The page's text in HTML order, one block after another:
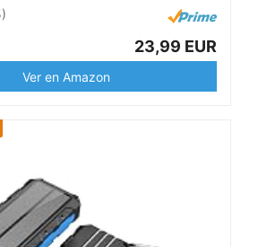
23,99 EUR
Ver en Amazon